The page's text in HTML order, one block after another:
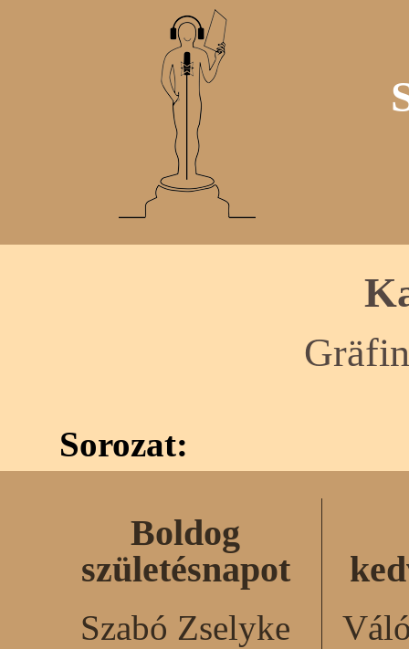
Sorozat:
Boldog
születésnapot
Szabó Zselyke